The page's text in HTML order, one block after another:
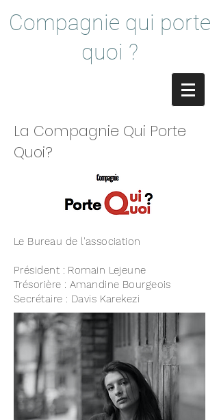
Compagnie qui porte
quoi ?
La Compagnie Qui Porte
Quoi?
Le Bureau de l'association
Président : Romain Lejeune
Trésorière : Amandine Bourgeois
Secrétaire : Davis Karekezi